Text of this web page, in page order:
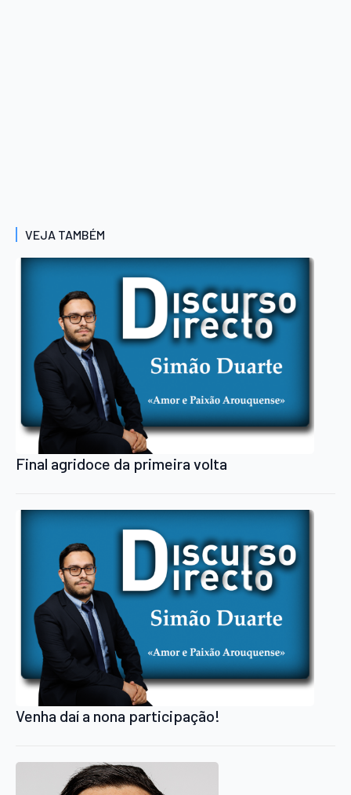
VEJA TAMBÉM
Final agridoce da primeira volta
Venha daí a nona participação!